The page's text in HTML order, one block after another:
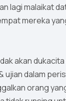
lagi malaikat
mereka
akan
ujian dalam
orang